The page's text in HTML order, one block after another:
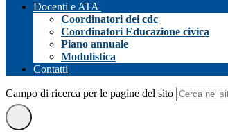
Docenti e ATA
Coordinatori dei cdc
Coordinatori Educazione civica
Piano annuale
Modulistica
Contatti
Campo di ricerca per le pagine del sito